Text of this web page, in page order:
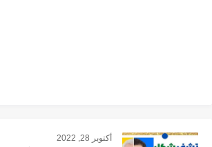
أكتوبر 28, 2022